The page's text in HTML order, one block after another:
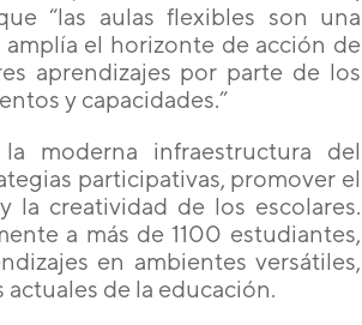
“las aulas flexibles son una
el horizonte de acción de
aprendizajes por parte de los
y capacidades.”
moderna infraestructura del
participativas, promover el
la creatividad de los escolares.
a más de 1100 estudiantes,
en ambientes versátiles,
actuales de la educación.